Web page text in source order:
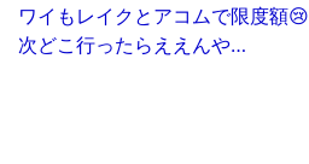
ワイもレイクとアコムで限度額😢
次どこ行ったらええんや…